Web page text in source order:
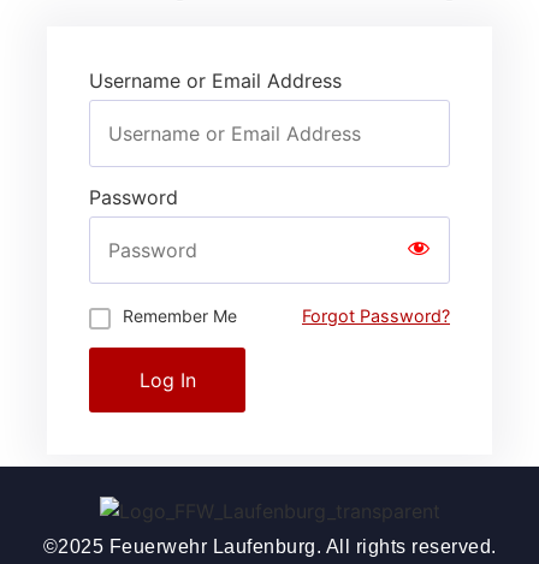
Username or Email Address
Password
Remember Me Forgot Password?
Log In
©2025 Feuerwehr Laufenburg. All rights reserved.